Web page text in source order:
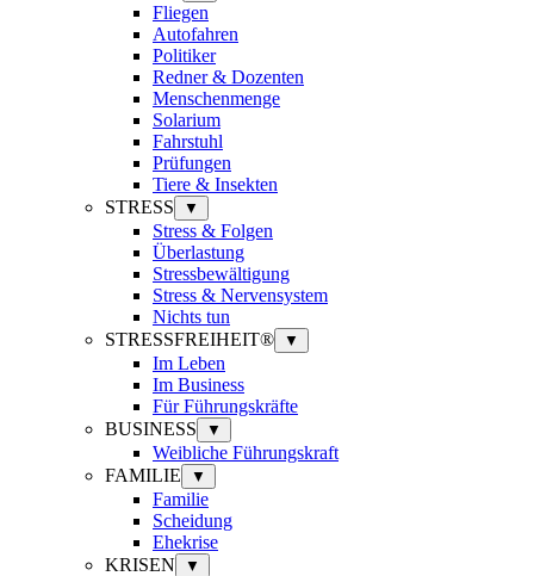
Fliegen
Autofahren
Politiker
Redner & Dozenten
Menschenmenge
Solarium
Fahrstuhl
Prüfungen
Tiere & Insekten
STRESS
▼
Stress & Folgen
Überlastung
Stressbewältigung
Stress & Nervensystem
Nichts tun
STRESSFREIHEIT®
▼
Im Leben
Im Business
Für Führungskräfte
BUSINESS
▼
Weibliche Führungskraft
FAMILIE
▼
Familie
Scheidung
Ehekrise
KRISEN
▼